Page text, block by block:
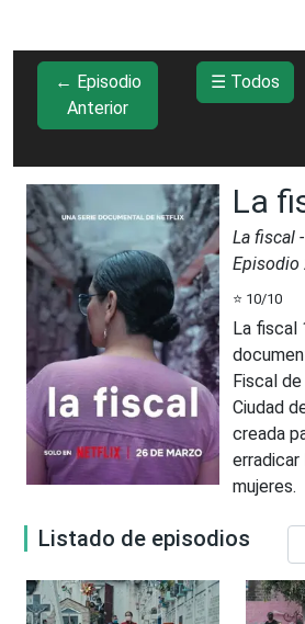
← Episodio
Anterior
☰ Todos
La
La fiscal
Episodio
⭐ 10/10
La fiscal
Fiscal
Ciudad
creada
erradicar
mujeres.
Listado de episodios